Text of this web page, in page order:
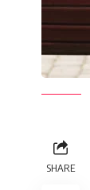
SHARE